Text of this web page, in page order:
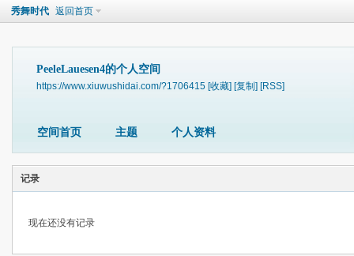
秀舞时代 返回首页
PeeleLauesen4的个人空间
https://www.xiuwushidai.com/?1706415 [收藏] [复制] [RSS]
空间首页 主题 个人资料
记录
现在还没有记录